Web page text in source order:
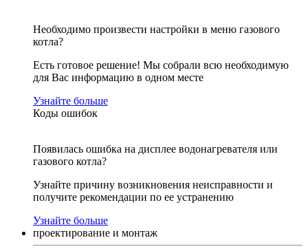
Необходимо произвести настройки в меню газового
котла?
Есть готовое решение! Мы собрали всю необходимую
для Вас информацию в одном месте
Узнайте больше
Коды ошибок
Появилась ошибка на дисплее водонагревателя или
газового котла?
Узнайте причину возникновения неисправности и
получите рекомендации по ее устранению
Узнайте больше
проектирование и монтаж